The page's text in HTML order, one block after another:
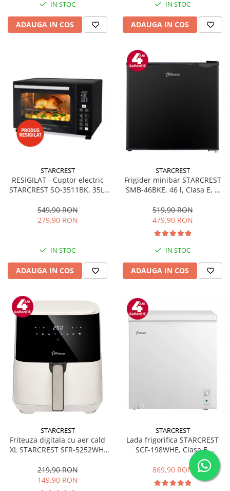
IN STOC
ADAUGA IN COS
IN STOC
ADAUGA IN COS
STARCREST
RESIGILAT - Cuptor electric
STARCREST SO-3511BK, 35L,
Programe predefinite,
Interfata digitala, Negru
549,90 RON
279,90 RON
IN STOC
ADAUGA IN COS
STARCREST
Frigider minibar STARCREST
SMB-46BKE, 46 l, Clasa E, H
519,90 RON
479,90 RON
IN STOC
ADAUGA IN COS
STARCREST
Friteuza digitala cu aer cald
XL STARCREST SFR-5252WH,
200 °C, 8 programe
predefinite, Alb
219,90 RON
149,90 RON
STARCREST
Lada frigorifica STARCREST
SCF-198WHE, Clasa E,
Capacitate 198L, Sistem
convertibil - functie frigider,
Termostat reglabil, Alb
869,90 RON